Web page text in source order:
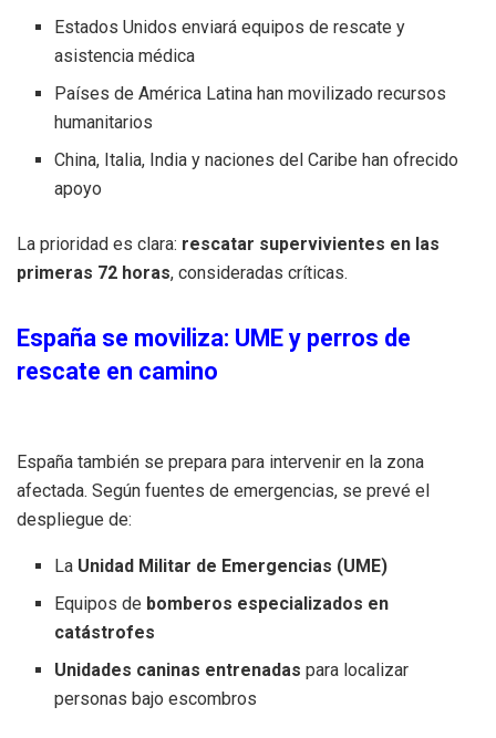
Estados Unidos enviará equipos de rescate y
asistencia médica
Países de América Latina han movilizado recursos
humanitarios
China, Italia, India y naciones del Caribe han ofrecido
apoyo
La prioridad es clara: rescatar supervivientes en las
primeras 72 horas, consideradas críticas.
España se moviliza: UME y perros de
rescate en camino
España también se prepara para intervenir en la zona
afectada. Según fuentes de emergencias, se prevé el
despliegue de:
La Unidad Militar de Emergencias (UME)
Equipos de bomberos especializados en
catástrofes
Unidades caninas entrenadas para localizar
personas bajo escombros